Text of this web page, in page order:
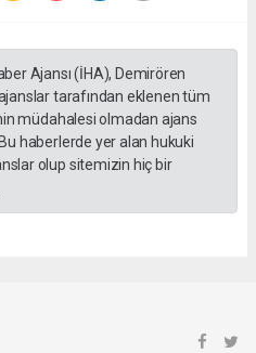
Ajansı (İHA), Demirören
tarafından eklenen tüm
müdahalesi olmadan ajans
haberlerde yer alan hukuki
olup sitemizin hiç bir